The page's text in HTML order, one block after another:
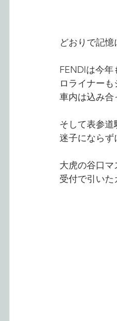
どおりで記憶
FENDIは今
ロライナーも
車内は込み合
そして表参道
迷子にならず
大虎の谷口マ
受付で引いた